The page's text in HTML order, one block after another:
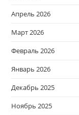
Апрель 2026
Март 2026
Февраль 2026
Январь 2026
Декабрь 2025
Ноябрь 2025